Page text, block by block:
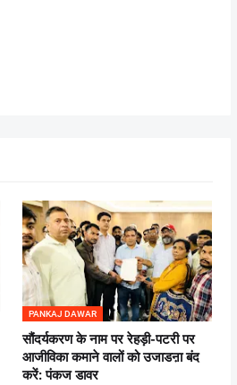
PANKAJ DAWAR
सौंदर्यकरण के नाम पर रेहड़ी-पटरी पर
आजीविका कमाने वालों को उजाडऩा बंद
करें: पंकज डावर